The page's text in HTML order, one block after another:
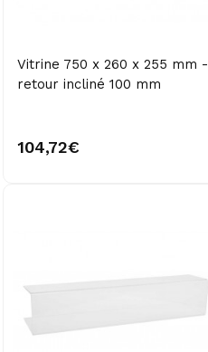
Vitrine 750 x 260 x 255 mm -
retour incliné 100 mm
104,72€